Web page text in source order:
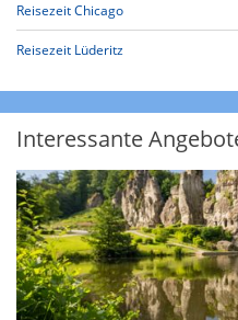
Reisezeit Chicago
Reisezeit Lüderitz
Interessante